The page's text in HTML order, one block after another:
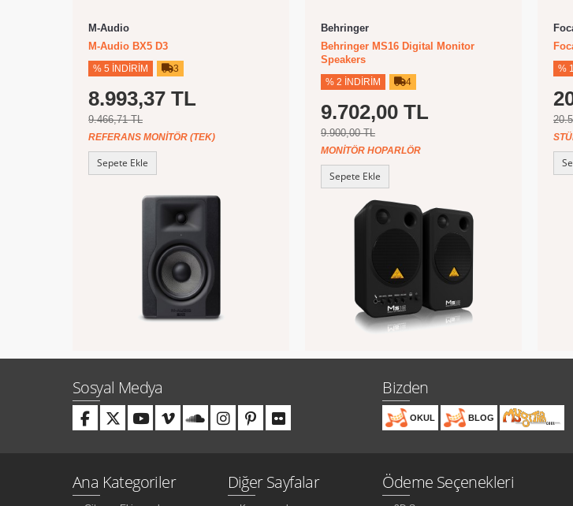
M-Audio
M-Audio BX5 D3
% 5 İNDIRIM 3
8.993,37 TL
9.466,71 TL
REFERANS MONITÖR (TEK)
Sepete Ekle
Behringer
Behringer MS16 Digital Monitor
Speakers
% 2 İNDIRIM 4
9.702,00 TL
9.900,00 TL
MONITÖR HOPARLÖR
Sepete Ekle
%
Sosyal Medya Bizden
OKUL BLOG
Ana Kategoriler Diğer Sayfalar Ödeme Seçenekleri